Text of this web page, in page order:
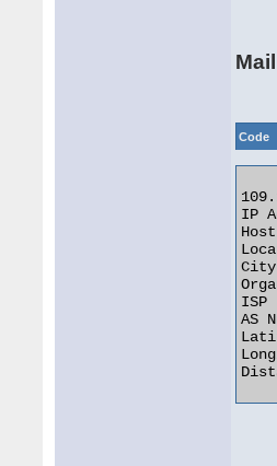
Code
IP
Host 	net85.195.109-128.yoladom.ru
Location 	RU
City 	Yoshkar-ola, 45 -
Organization
ISP 	ER-Telecom
AS Number 	AS41786
Latitude
Longitude
Distance